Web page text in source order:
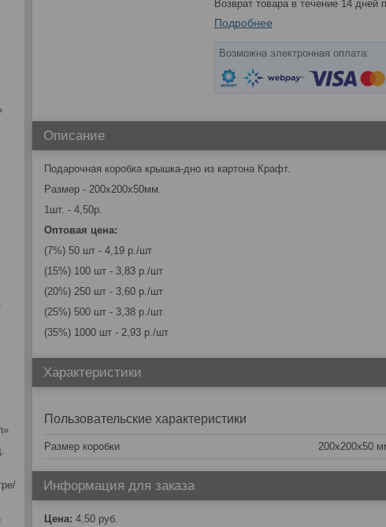
возврат товара в течение 14 дней
Подробнее
Описание
Подарочная коробка крышка-дно из картона Крафт.
Размер - 200х200х50мм.
1шт. - 4,50р.
Оптовая цена:
(7%) 50 шт - 4,19 р./шт
(15%) 100 шт - 3,83 р./шт
(20%) 250 шт - 3,60 р./шт
(25%) 500 шт - 3,38 р./шт
(35%) 1000 шт - 2,93 р./шт
Характеристики
Пользовательские характеристики
Размер коробки 200х200х50
Информация для заказа
Цена: 4,50 руб.